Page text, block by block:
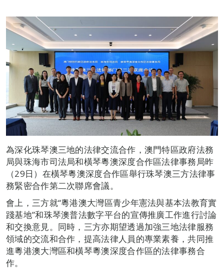
為深化珠琴澳三地的法律交流合作，澳門特區政府法務
局與珠海市司法局和橫琴粵澳深度合作區法律事務局昨
（29日）在橫琴粵澳深度合作區舉行珠琴澳三方法律事
務緊密合作第二次聯席會議。
會上，三方就“粵港澳大灣區青少年憲法與基本法教育實
踐基地”和珠琴澳普法數字平台的宣傳推廣工作進行討論
和交換意見。同時，三方亦期望透過加強三地法律服務
領域的交流和合作，提高法律人員的專業素養，共同推
進粵港澳大灣區和橫琴粵澳深度合作區的法律事務合
作。